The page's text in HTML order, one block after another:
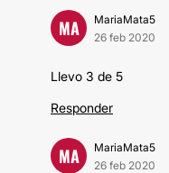
MA
MariaMata5
26 feb 2020
Llevo 3 de 5
Responder
MA
MariaMata5
26 feb 2020